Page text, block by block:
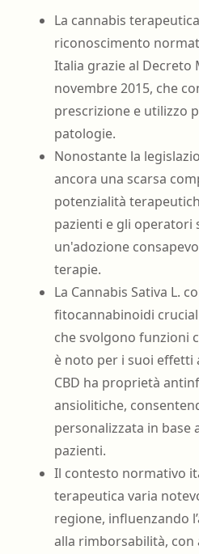
La cannabis
riconoscimento
Italia grazie al Decreto
novembre 2015, che
prescrizione e utilizzo
patologie.
Nonostante la
ancora una scarsa
potenzialità
pazienti e gli operatori
un'adozione
terapie.
La Cannabis Sativa L.
fitocannabinoidi
che svolgono funzioni
è noto per i suoi effetti
CBD ha proprietà
ansiolitiche,
personalizzata in base
pazienti.
Il contesto normativo
terapeutica varia
regione, influenzando
alla rimborsabilità, con